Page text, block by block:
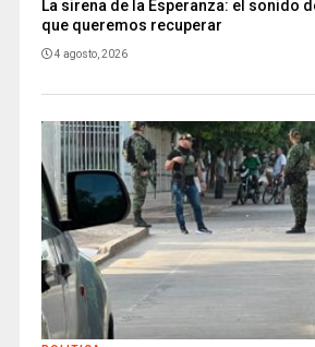
La sirena de la Esperanza: el sonido
que queremos recuperar
4 agosto, 2026